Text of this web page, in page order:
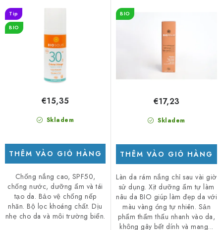
s
ả
n
s
ả
n
Tip
BIO
Skladem
€15,35
THÊM VÀO GIỎ HÀNG
Chống nắng cao, SPF50,
chống nước, dưỡng ẩm và tái
tạo da. Bảo vệ chống nếp
nhăn. Bộ lọc khoáng chất. Dịu
nhẹ cho da và môi trường biển.
BIO
Skladem
€17,23
THÊM VÀO GIỎ HÀNG
Làn da rám nắng chỉ sau vài giờ
sử dụng. Xịt dưỡng ẩm tự làm
nâu da BIO giúp làm đẹp da với
màu vàng óng tự nhiên. Sản
phẩm thẩm thấu nhanh vào da,
không gây bết dính và mang...